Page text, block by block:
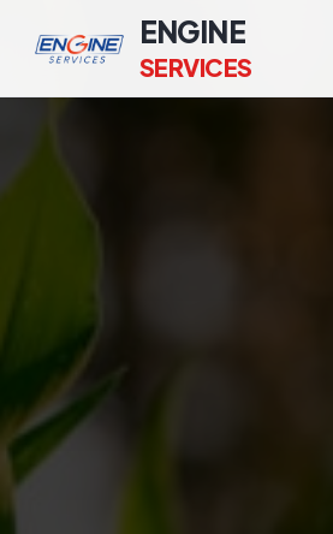
ENGINE
SERVICES